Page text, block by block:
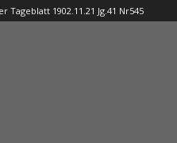
Tageblatt 1902.11.21 Jg.41 Nr545